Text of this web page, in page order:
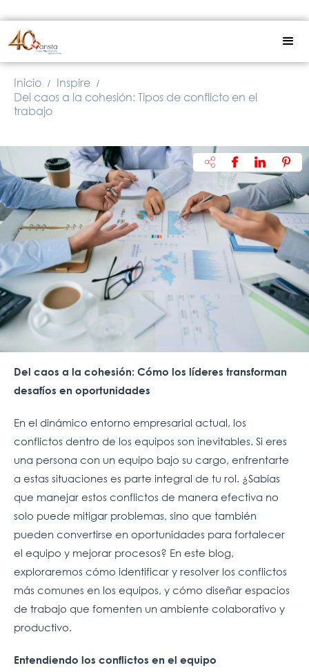
Inicio / Inspire /
Del caos a la cohesión: Tipos de conflicto en el
trabajo
Del caos a la cohesión: Cómo los líderes transforman
desafíos en oportunidades
En el dinámico entorno empresarial actual, los
conflictos dentro de los equipos son inevitables. Si eres
una persona con un equipo bajo su cargo, enfrentarte
a estas situaciones es parte integral de tu rol. ¿Sabías
que manejar estos conflictos de manera efectiva no
solo puede mitigar problemas, sino que también
pueden convertirse en oportunidades para fortalecer
el equipo y mejorar procesos? En este blog,
exploraremos cómo identificar y resolver los conflictos
más comunes en los equipos, y cómo diseñar espacios
de trabajo que fomenten un ambiente colaborativo y
productivo.
Entendiendo los conflictos en el equipo